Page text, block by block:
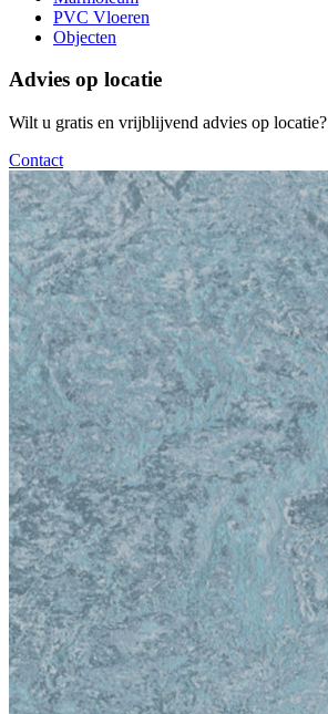
PVC Vloeren
Objecten
Advies op locatie
Wilt u gratis en vrijblijvend advies op locatie?
Contact